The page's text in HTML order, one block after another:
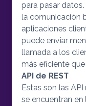
para pasar
la comunicación
aplicaciones
puede enviar
llamada a los
más eficiente que
API de REST
Estas son las
se encuentran